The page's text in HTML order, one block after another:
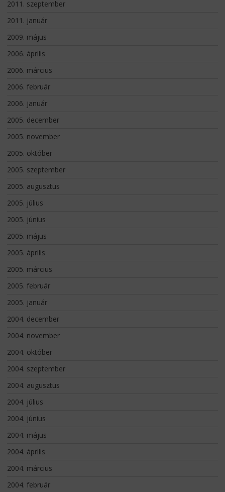
2011. szeptember
2011. január
2009. május
2006. április
2006. március
2006. február
2006. január
2005. december
2005. november
2005. október
2005. szeptember
2005. augusztus
2005. július
2005. június
2005. május
2005. április
2005. március
2005. február
2005. január
2004. december
2004. november
2004. október
2004. szeptember
2004. augusztus
2004. július
2004. június
2004. május
2004. április
2004. március
2004. február